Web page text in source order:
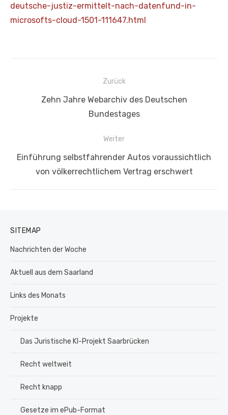
deutsche-justiz-ermittelt-nach-datenfund-in-
microsofts-cloud-1501-111647.html
Beitragsnavigation
Zurück
VorherigerZehn Jahre Webarchiv des Deutschen
Bundestages
Weiter
Nächster
Beitrag:
Einführung selbstfahrender Autos voraussichtlich
von völkerrechtlichem Vertrag erschwert
SITEMAP
Nachrichten der Woche
Aktuell aus dem Saarland
Links des Monats
Projekte
Das Juristische KI-Projekt Saarbrücken
Recht weltweit
Recht knapp
Gesetze im ePub-Format